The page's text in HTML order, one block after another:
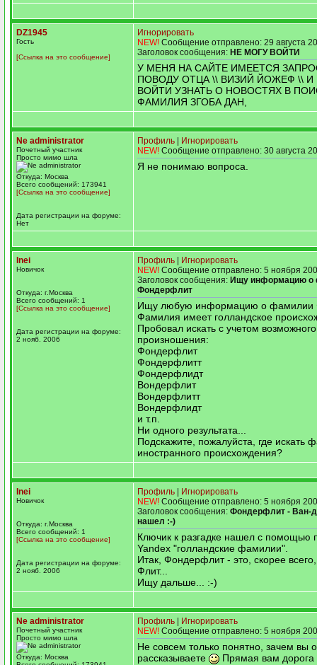
DZ1945
Гость
[Ссылка на это сообщение]
Игнорировать
NEW! Сообщение отправлено: 29 августа
Заголовок сообщения: НЕ МОГУ ВОЙТИ
У МЕНЯ НА САЙТЕ ИМЕЕТСЯ
ПОВОДУ ОТЦА \\ ВИЗИЙ ЙОЖЕФ \\ И
ВОЙТИ УЗНАТЬ О НОВОСТЯХ В
ФАМИЛИЯ ЗГОБА ДАН,
Ne administrator
Почетный участник
Просто мимо шла
Откуда: Москва
Всего сообщений: 173941
[Ссылка на это сообщение]
Дата регистрации на форуме:
Нет
Профиль
Игнорировать
NEW! Сообщение отправлено: 30 августа
Я не понимаю вопроса.
Inei
Новичок
Откуда: г.Москва
Всего сообщений: 1
[Ссылка на это сообщение]
Дата регистрации на форуме:
2 нояб. 2006
Профиль
Игнорировать
NEW! Сообщение отправлено: 5 ноября
Заголовок сообщения: Ищу информацию о
Фондерфлит
Ищу любую информацию о фамилии
Фамилия имеет голландское
Пробовал искать с учетом
произношения:
Фондерфлит
Фондерфлитт
Фондерфлидт
Вондерфлит
Вондерфлитт
Вондерфлидт
и т.п.
Ни одного результата...
Подскажите, пожалуйста, где искать
иностранного происхождения?
Inei
Новичок
Откуда: г.Москва
Всего сообщений: 1
[Ссылка на это сообщение]
Дата регистрации на форуме:
2 нояб. 2006
Профиль
Игнорировать
NEW! Сообщение отправлено: 5 ноября
Заголовок сообщения: Фондерфлит - Ван-
нашел :-)
Ключик к разгадке нашел с помощью
Yandex "голландские фамилии".
Итак, Фондерфлит - это, скорее
Флит...
Ищу дальше... :-)
Ne administrator
Почетный участник
Просто мимо шла
Откуда: Москва
Профиль
Игнорировать
NEW! Сообщение отправлено: 5 ноября
Не совсем только понятно, зачем вы
рассказываете
Прямая вам